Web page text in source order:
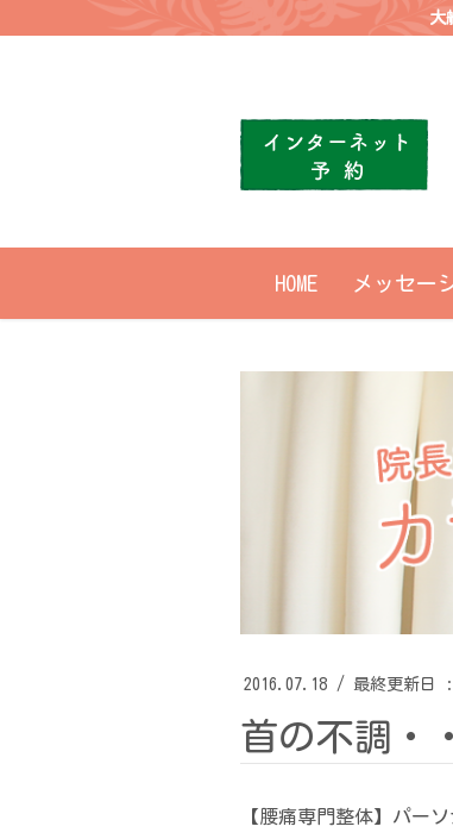
大
HOME メッセー
2016.07.18 / 最終更新日 :
首の不調・
【腰痛専門整体】パー